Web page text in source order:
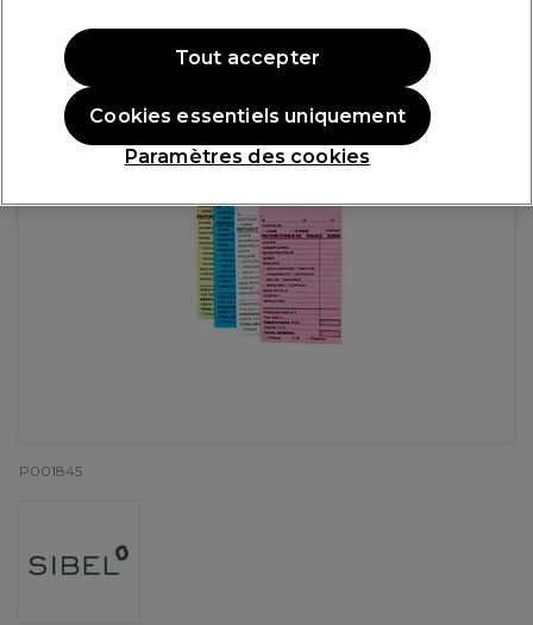
OFFRE
P001845
Paramètres des cookies
Cookies essentiels uniquement
Tout accepter